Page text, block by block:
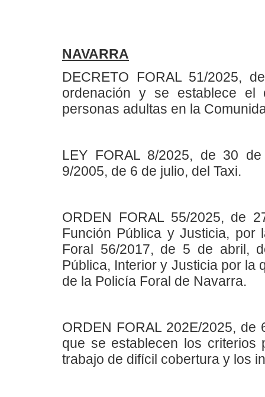
NAVARRA
DECRETO FORAL 51/2025,
ordenación y se establece el
personas adultas en la
LEY FORAL 8/2025, de 30
9/2005, de 6 de julio, del Taxi.
ORDEN FORAL 55/2025, de
Función Pública y Justicia,
Foral 56/2017, de 5 de abril,
Pública, Interior y Justicia por la
de la Policía Foral de Navarra.
ORDEN FORAL 202E/2025,
que se establecen los criterios
trabajo de difícil cobertura y los